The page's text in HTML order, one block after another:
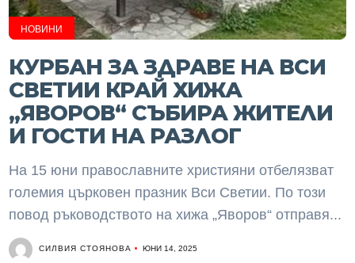
НОВИНИ
КУРБАН ЗА ЗДРАВЕ НА ВСИ
СВЕТИИ КРАЙ ХИЖА
„ЯВОРОВ“ СЪБИРА ЖИТЕЛИ
И ГОСТИ НА РАЗЛОГ
На 15 юни православните християни отбелязват
големия църковен празник Вси Светии. По този
повод ръководството на хижа „Яворов“ отправя...
СИЛВИЯ СТОЯНОВА ЮНИ 14, 2025